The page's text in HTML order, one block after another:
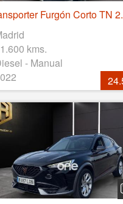
kms.
- Manual